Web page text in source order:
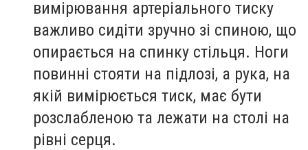
вимірювання артеріального тиску
важливо сидіти зручно зі спиною, що
опирається на спинку стільця. Ноги
повинні стояти на підлозі, а рука, на
якій вимірюється тиск, має бути
розслабленою та лежати на столі на
рівні серця.